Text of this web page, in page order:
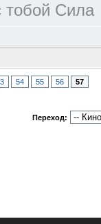
тобой Сила
54 55 56 57
Переход: